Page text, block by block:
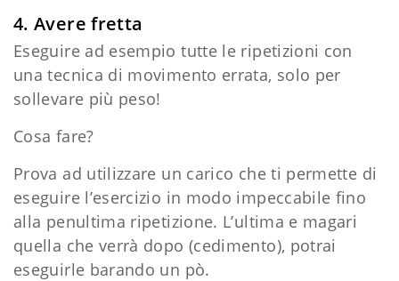
4. Avere fretta
Eseguire ad esempio tutte le ripetizioni con
una tecnica di movimento errata, solo per
sollevare più peso!
Cosa fare?
Prova ad utilizzare un carico che ti permette di
eseguire l’esercizio in modo impeccabile fino
alla penultima ripetizione. L’ultima e magari
quella che verrà dopo (cedimento), potrai
eseguirle barando un pò.